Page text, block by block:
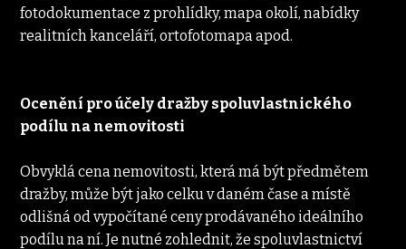
fotodokumentace z prohlídky, mapa okolí, nabídky
realitních kanceláří, ortofotomapa apod.
Ocenění pro účely dražby spoluvlastnického
podílu na nemovitosti
Obvyklá cena nemovitosti, která má být předmětem
dražby, může být jako celku v daném čase a místě
odlišná od vypočítané ceny prodávaného ideálního
podílu na ní. Je nutné zohlednit, že spoluvlastnictví